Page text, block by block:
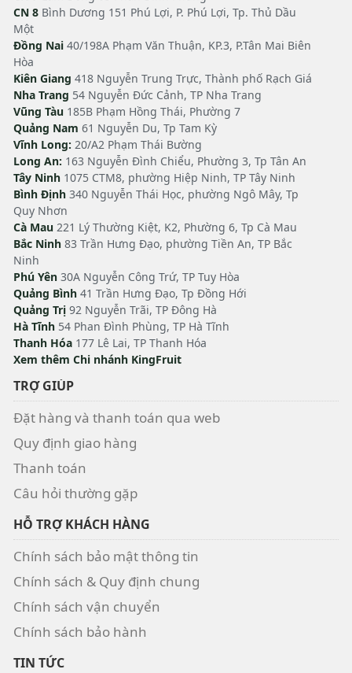
CN 8 Bình Dương 151 Phú Lợi, P. Phú Lợi, Tp. Thủ Dầu
Một
Đồng Nai 40/198A Phạm Văn Thuận, KP.3, P.Tân Mai Biên
Hòa
Kiên Giang 418 Nguyễn Trung Trực, Thành phố Rạch Giá
Nha Trang 54 Nguyễn Đức Cảnh, TP Nha Trang
Vũng Tàu 185B Phạm Hồng Thái, Phường 7
Quảng Nam 61 Nguyễn Du, Tp Tam Kỳ
Vĩnh Long: 20/A2 Phạm Thái Bường
Long An: 163 Nguyễn Đình Chiểu, Phường 3, Tp Tân An
Tây Ninh 1075 CTM8, phường Hiệp Ninh, TP Tây Ninh
Bình Định 340 Nguyễn Thái Học, phường Ngô Mây, Tp
Quy Nhơn
Cà Mau 221 Lý Thường Kiệt, K2, Phường 6, Tp Cà Mau
Bắc Ninh 83 Trần Hưng Đạo, phường Tiền An, TP Bắc
Ninh
Phú Yên 30A Nguyễn Công Trứ, TP Tuy Hòa
Quảng Bình 41 Trần Hưng Đạo, Tp Đồng Hới
Quảng Trị 92 Nguyễn Trãi, TP Đông Hà
Hà Tĩnh 54 Phan Đình Phùng, TP Hà Tĩnh
Thanh Hóa 177 Lê Lai, TP Thanh Hóa
Xem thêm Chi nhánh KingFruit
TRỢ GIÚP
Đặt hàng và thanh toán qua web
Quy định giao hàng
Thanh toán
Câu hỏi thường gặp
HỖ TRỢ KHÁCH HÀNG
Chính sách bảo mật thông tin
Chính sách & Quy định chung
Chính sách vận chuyển
Chính sách bảo hành
TIN TỨC